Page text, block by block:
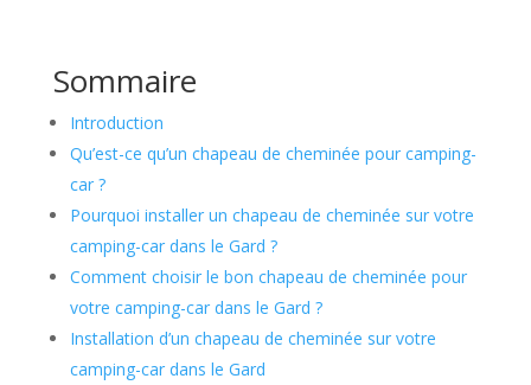
Sommaire
Introduction
Qu’est-ce qu’un chapeau de cheminée pour camping-
car ?
Pourquoi installer un chapeau de cheminée sur votre
camping-car dans le Gard ?
Comment choisir le bon chapeau de cheminée pour
votre camping-car dans le Gard ?
Installation d’un chapeau de cheminée sur votre
camping-car dans le Gard